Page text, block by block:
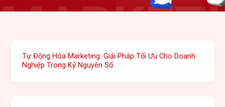
Tự Động Hóa Marketing: Giải Pháp Tối Ưu Cho Doanh
Nghiệp Trong Kỷ Nguyên Số